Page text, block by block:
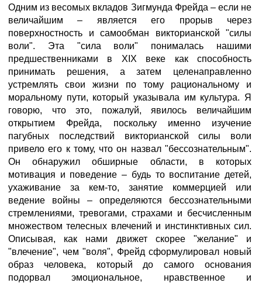
Одним из весомых вкладов Зигмунда Фрейда – если не
величайшим – является его прорыв через
поверхностность и самообман викторианской "силы
воли". Эта "сила воли" понималась нашими
предшественниками в XIX веке как способность
принимать решения, а затем целенаправленно
устремлять свои жизни по тому рациональному и
моральному пути, который указывала им культура. Я
говорю, что это, пожалуй, явилось величайшим
открытием Фрейда, поскольку именно изучение
пагубных последствий викторианской силы воли
привело его к тому, что он назвал "бессознательным".
Он обнаружил обширные области, в которых
мотивация и поведение – будь то воспитание детей,
ухаживание за кем-то, занятие коммерцией или
ведение войны – определяются бессознательными
стремлениями, тревогами, страхами и бесчисленным
множеством телесных влечений и инстинктивных сил.
Описывая, как нами движет скорее "желание" и
"влечение", чем "воля", Фрейд сформулировал новый
образ человека, который до самого основания
подорвал эмоциональное, нравственное и